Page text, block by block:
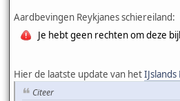
Aardbevingen Reykjanes schiereiland:
Je hebt geen rechten om deze
Hier de laatste update van het
Citeer